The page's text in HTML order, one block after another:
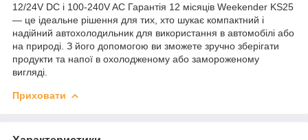
12/24V DC і 100-240V AC Гарантія 12 місяців Weekender KS25
— це ідеальне рішення для тих, хто шукає компактний і
надійний автохолодильник для використання в автомобілі або
на природі. З його допомогою ви зможете зручно зберігати
продукти та напої в охолодженому або замороженому
вигляді.
Приховати